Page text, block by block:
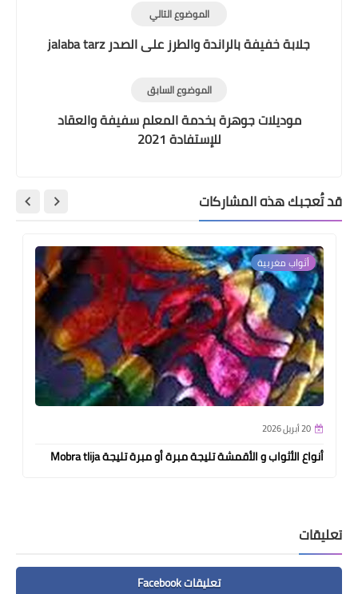
الموضوع التالي
جلابة خفيفة بالراندة والطرز على الصدر jalaba tarz
الموضوع السابق
موديلات جوهرة بخدمة المعلم سفيفة والعقاد
للإستفادة 2021
قد تُعجبك هذه المشاركات
أثواب مغربية
20 أبريل 2026
أنواع الأثواب و الأقمشة تليجة مبرة أو مبرة تليجة Mobra tlija
تعليقات
تعليقات Facebook